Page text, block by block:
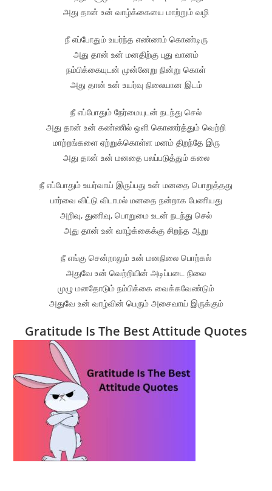
அது தான் உன் வாழ்க்கையை மாற்றும் வழி
நீ எப்போதும் உயர்ந்த எண்ணம் கொண்டிரு
அது தான் உன் மனதிற்கு புது வானம்
நம்பிக்கையுடன் முன்னேறு நின்று கொள்
அது தான் உன் உயர்வு நிலையான இடம்
நீ எப்போதும் நேர்மையுடன் நடந்து செல்
அது தான் உன் கண்ணில் ஒளி கொணர்த்தும் வெற்றி
மாற்றங்களை ஏற்றுக்கொள்ள மனம் திறந்தே இரு
அது தான் உன் மனதை பலப்படுத்தும் கலை
நீ எப்போதும் உயர்வாய் இருப்பது உன் மனதை பொறுத்தது
பார்வை விட்டு விடாமல் மனதை நன்றாக பேணியது
அறிவு, துணிவு, பொறுமை உடன் நடந்து செல்
அது தான் உன் வாழ்க்கைக்கு சிறந்த ஆறு
நீ எங்கு சென்றாலும் உன் மனநிலை பொற்கல்
அதுவே உன் வெற்றியின் அடிப்படை நிலை
முழு மனதோடும் நம்பிக்கை வைக்கவேண்டும்
அதுவே உன் வாழ்வின் பெரும் அசைவாய் இருக்கும்
Gratitude Is The Best Attitude Quotes